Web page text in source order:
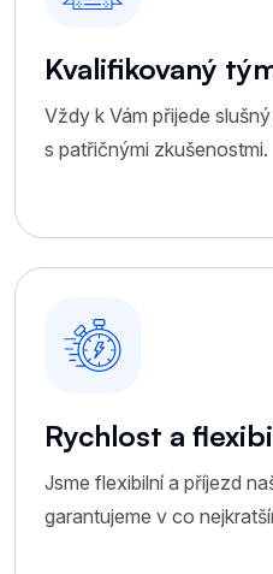
Kvalifikovaný
Vždy k Vám přijede
s patřičnými zkušenostmi.
Rychlost a
Jsme flexibilní a příjezd
garantujeme v co